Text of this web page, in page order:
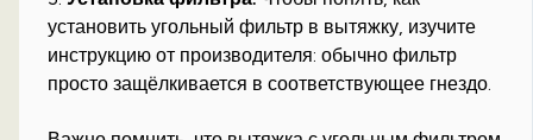
установить угольный фильтр в вытяжку, изучите
инструкцию от производителя: обычно фильтр
просто защёлкивается в соответствующее гнездо.